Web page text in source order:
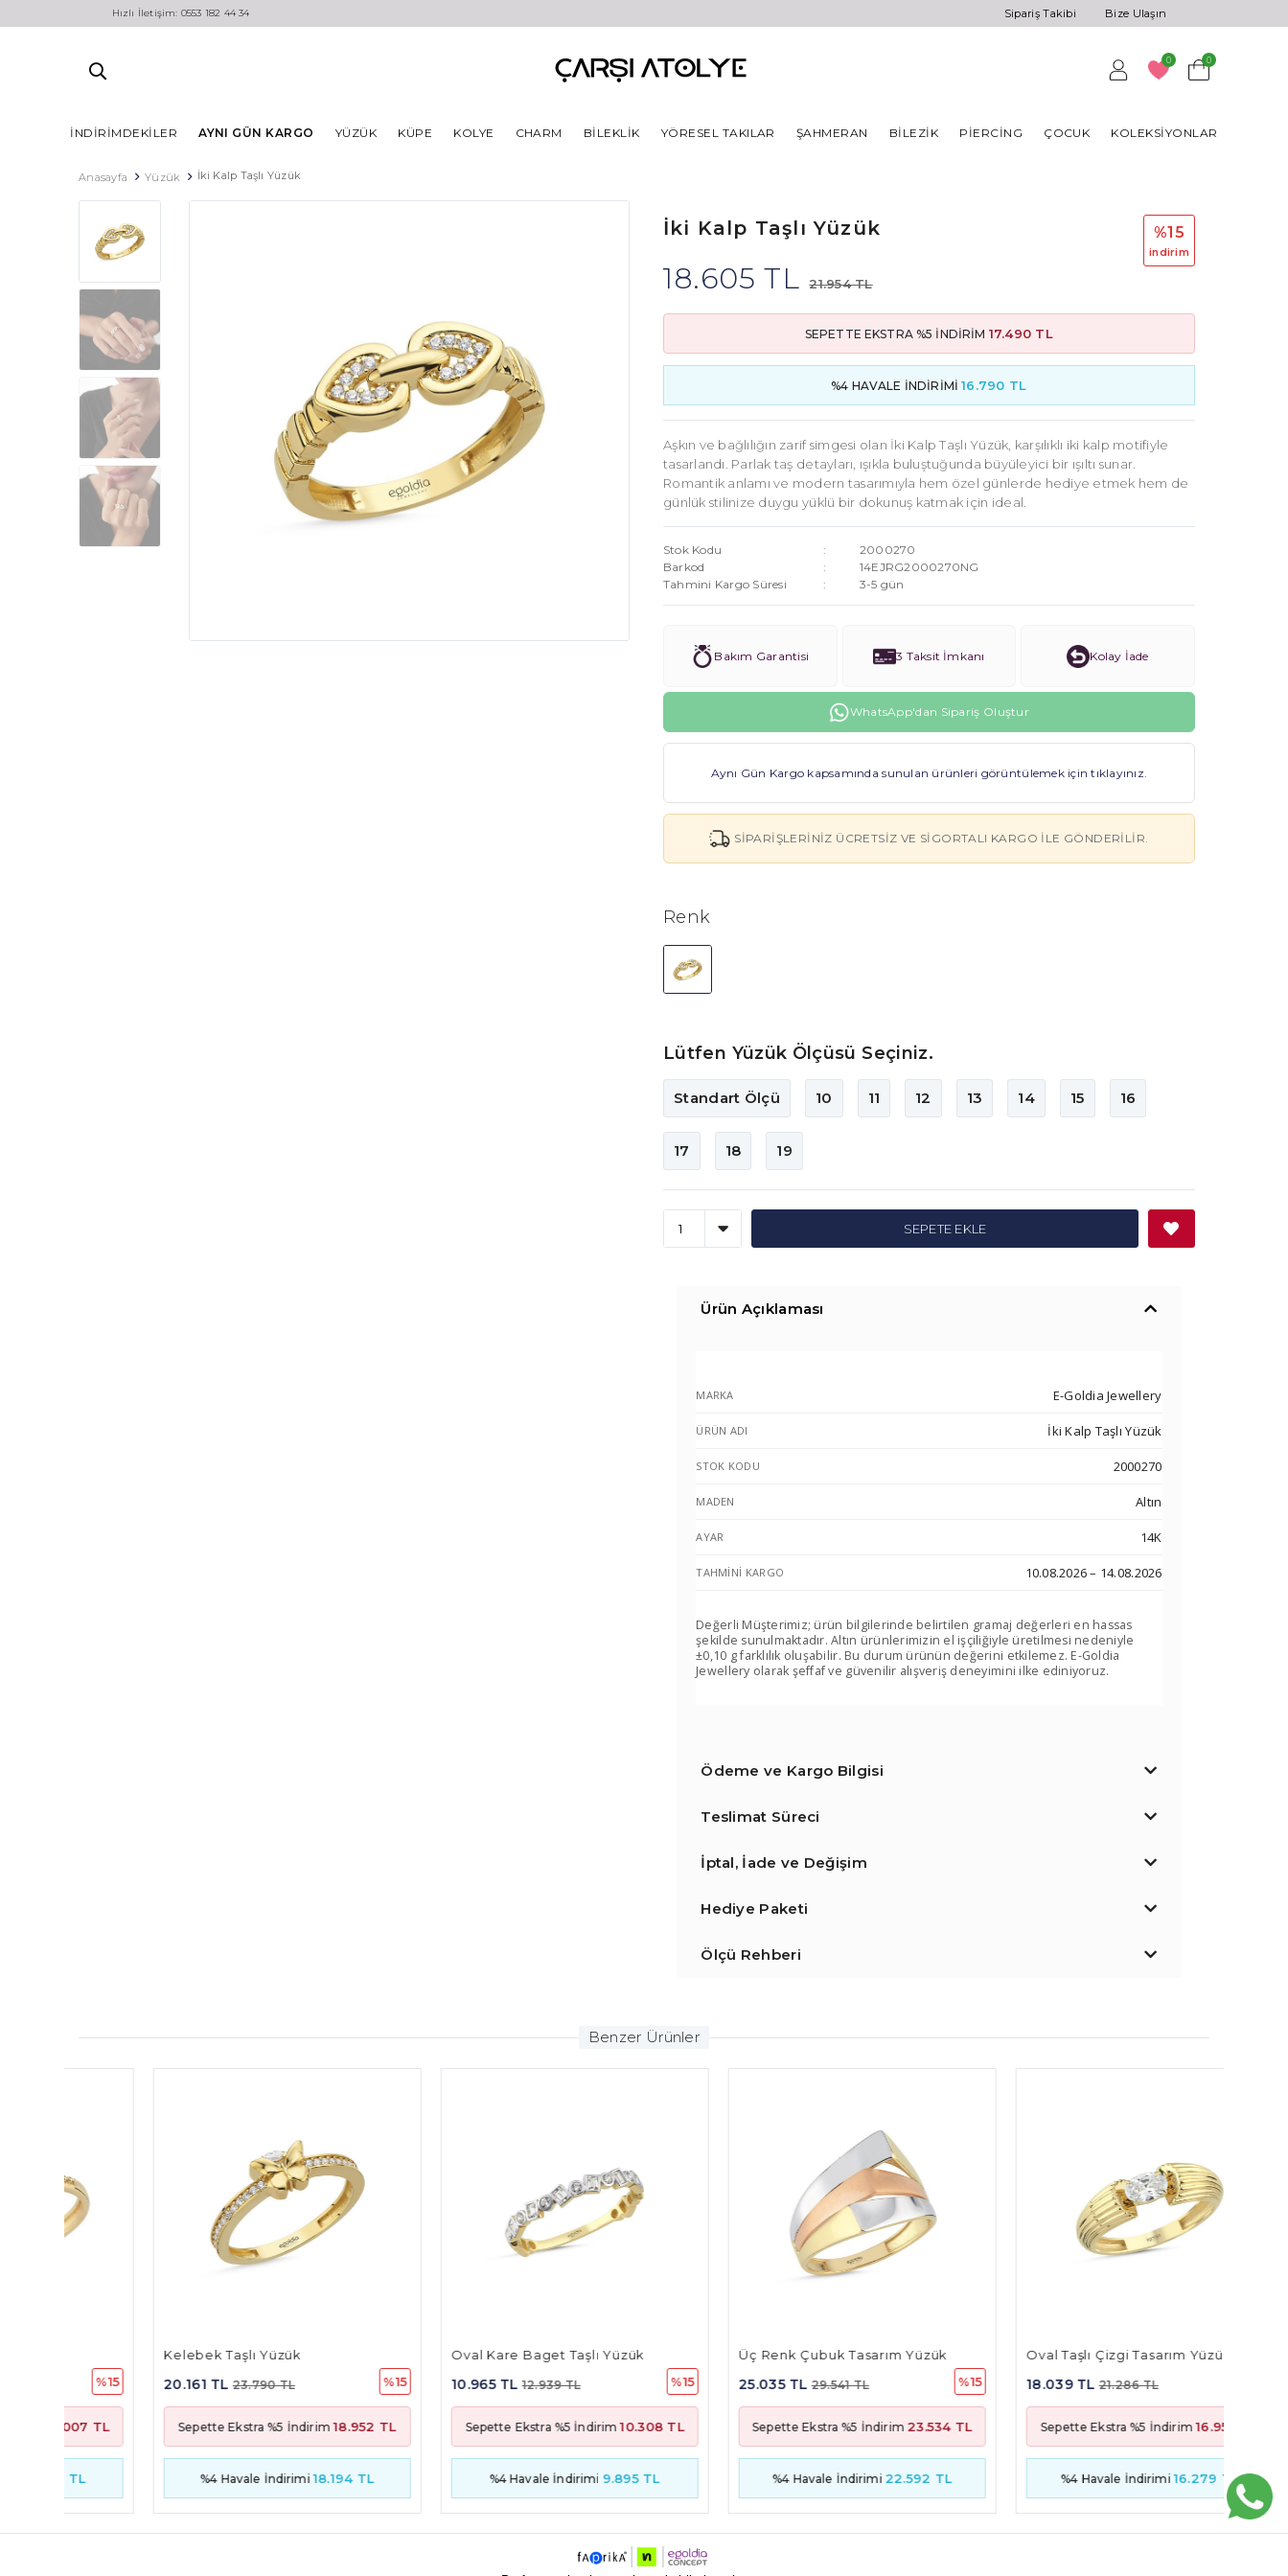
Hızlı İletişim: 0553 182 44 34 Sipariş Takibi Bize Ulaşın
0 0
İNDIRIMDEKILER AYNI GÜN KARGO YÜZÜK KÜPE KOLYE CHARM BILEKLIK YÖRESEL TAKILAR ŞAHMERAN BILEZIK PIERCING ÇOCUK KOLEKSIYONLAR
Anasayfa Yüzük İki Kalp Taşlı Yüzük
İki Kalp Taşlı Yüzük
18.605 TL 21.954 TL
%15
i̇ndi̇ri̇m
SEPETTE EKSTRA %5 İNDİRİM 17.490 TL
%4 HAVALE İNDİRİMİ16.790 TL
Aşkın ve bağlılığın zarif simgesi olan İki Kalp Taşlı Yüzük, karşılıklı iki kalp motifiyle
tasarlandı. Parlak taş detayları, ışıkla buluştuğunda büyüleyici bir ışıltı sunar.
Romantik anlamı ve modern tasarımıyla hem özel günlerde hediye etmek hem de
günlük stilinize duygu yüklü bir dokunuş katmak için ideal.
Stok Kodu
2000270
Barkod
14EJRG2000270NG
Tahmini Kargo Süresi
3-5 gün
Bakım Garantisi 3 Taksit İmkanı Kolay İade
WhatsApp'dan Sipariş Oluştur
Aynı Gün Kargo kapsamında sunulan ürünleri görüntülemek için tıklayınız.
SIPARIŞLERINIZ ÜCRETSIZ VE SIGORTALI KARGO ILE GÖNDERILIR.
Renk
Lütfen Yüzük Ölçüsü Seçiniz.
Standart Ölçü 10 11 12 13 14 15 16
17 18 19
SEPETE EKLE
Ürün Açıklaması
MARKA E-Goldia Jewellery
ÜRÜN ADI İki Kalp Taşlı Yüzük
STOK KODU 2000270
MADEN Altın
AYAR 14K
TAHMINI KARGO 10.08.2026 – 14.08.2026
Değerli Müşterimiz; ürün bilgilerinde belirtilen gramaj değerleri en hassas
şekilde sunulmaktadır. Altın ürünlerimizin el işçiliğiyle üretilmesi nedeniyle
±0,10 g farklılık oluşabilir. Bu durum ürünün değerini etkilemez. E-Goldia
Jewellery olarak şeffaf ve güvenilir alışveriş deneyimini ilke ediniyoruz.
Ödeme ve Kargo Bilgisi
Teslimat Süreci
İptal, İade ve Değişim
Hediye Paketi
Ölçü Rehberi
Benzer Ürünler
Kelebek Taşlı Yüzük
20.161 TL 23.790 TL
Sepette Ekstra %5 İndirim18.952 TL
%4 Havale İndirimi18.194 TL
Oval Kare Baget Taşlı Yüzük
10.965 TL 12.939 TL
Sepette Ekstra %5 İndirim10.308 TL
%4 Havale İndirimi9.895 TL
Üç Renk Çubuk Tasarım Yüzük
25.035 TL 29.541 TL
Sepette Ekstra %5 İndirim23.534 TL
%4 Havale İndirimi22.592 TL
Oval Taşlı Çizgi Tasarım Yüzük
18.039 TL 21.286 TL
Sepette Ekstra %5 İndirim16.957 TL
%4 Havale İndirimi16.279 TL